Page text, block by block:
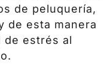
de peluquería,
de esta manera
de estrés al